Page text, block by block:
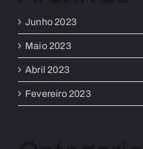
Junho 2023
Maio 2023
Abril 2023
Fevereiro 2023